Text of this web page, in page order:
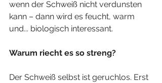
wenn der Schweiß nicht verdunsten
kann – dann wird es feucht, warm
und... biologisch interessant.
Warum riecht es so streng?
Der Schweiß selbst ist geruchlos. Erst